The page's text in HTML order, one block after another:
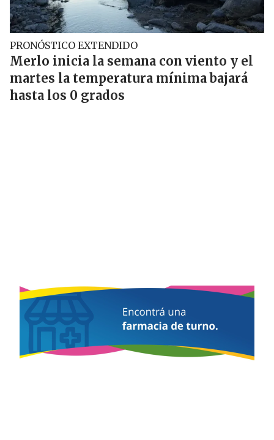
PRONÓSTICO EXTENDIDO
Merlo inicia la semana con viento y el
martes la temperatura mínima bajará
hasta los 0 grados